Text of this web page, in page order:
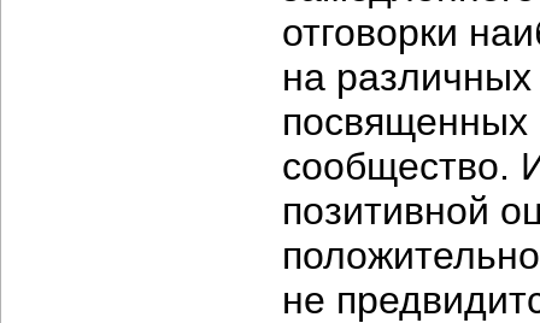
отговорки
на
посвященных
сообщество.
позитивной
не